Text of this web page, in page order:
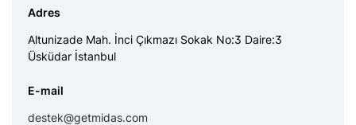
Adres
Altunizade Mah. İnci Çıkmazı Sokak No:3 Daire:3
Üsküdar İstanbul
E-mail
destek@getmidas.com